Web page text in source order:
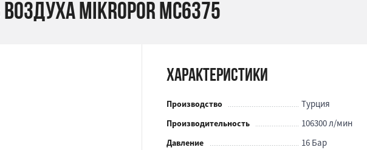
Mikropor MC6375
Характеристики
Производство Турция
Производительность 106300 л/мин
Давление 16 Бар